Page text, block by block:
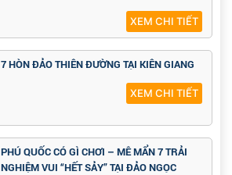
XEM CHI TIẾT
7 HÒN ĐẢO THIÊN ĐƯỜNG TẠI KIÊN GIANG
XEM CHI TIẾT
PHÚ QUỐC CÓ GÌ CHƠI – MÊ MẨN 7 TRẢI
NGHIỆM VUI “HẾT SẢY” TẠI ĐẢO NGỌC